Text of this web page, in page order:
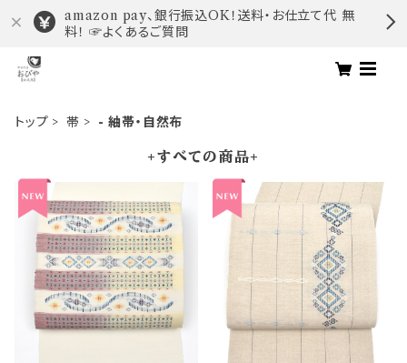
amazon pay、銀行振込OK！送料・お仕立て代 無
料！ ☞よくあるご質問
トップ 帯 - 紬帯・自然布
+すべての商品+